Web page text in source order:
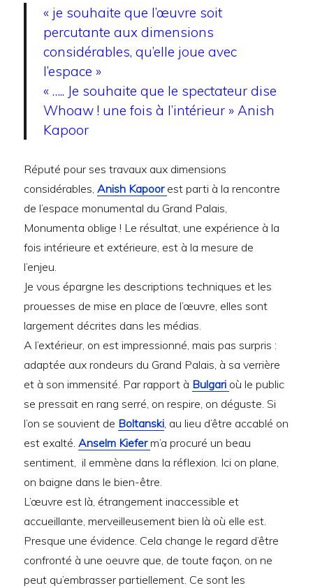
« je souhaite que l’œuvre soit
percutante aux dimensions
considérables, qu’elle joue avec
l’espace »
« ….. Je souhaite que le spectateur dise
Whoaw ! une fois à l’intérieur » Anish
Kapoor
Réputé pour ses travaux aux dimensions
considérables,Anish Kapoor est parti à la rencontre
de l’espace monumental du Grand Palais,
Monumenta oblige ! Le résultat, une expérience à la
fois intérieure et extérieure, est à la mesure de
l’enjeu.
Je vous épargne les descriptions techniques et les
prouesses de mise en place de l’œuvre, elles sont
largement décrites dans les médias.
A l’extérieur, on est impressionné, mais pas surpris :
adaptée aux rondeurs du Grand Palais, à sa verrière
et à son immensité. Par rapport à Bulgari où le public
se pressait en rang serré, on respire, on déguste. Si
l’on se souvient de Boltanski, au lieu d’être accablé on
est exalté. Anselm Kieferm’a procuré un beau
sentiment, il emmène dans la réflexion. Ici on plane,
on baigne dans le bien-être.
L’œuvre est là, étrangement inaccessible et
accueillante, merveilleusement bien là où elle est.
Presque une évidence. Cela change le regard d’être
confronté à une oeuvre que, de toute façon, on ne
peut qu’embrasser partiellement. Ce sont les